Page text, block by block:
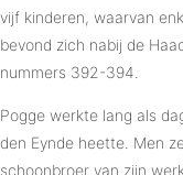
vijf kinderen, waarvan
bevond zich nabij de
nummers 392-394.
Pogge werkte lang als
den Eynde heette. Men
schoonbroer van zijn